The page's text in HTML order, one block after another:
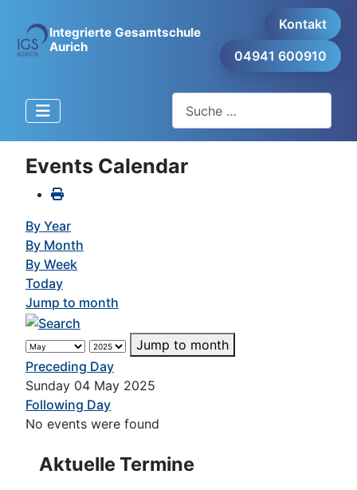
Integrierte Gesamtschule
Aurich
Kontakt
04941 600910
Events Calendar
By Year
By Month
By Week
Today
Jump to month
Jump to month
Preceding Day
Sunday 04 May 2025
Following Day
No events were found
Aktuelle Termine